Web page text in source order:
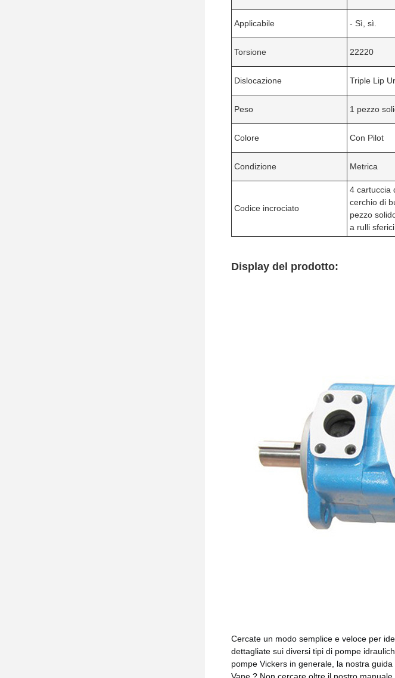
Applicabile - Sì, sì.
Torsione 22220
Dislocazione Triple Lip
Peso 1 pezzo
Colore Con Pilot
Condizione Metrica
Codice incrociato
4 cartuccia
cerchio di
pezzo
a rulli
Display del prodotto:
Cercate un modo semplice e veloce per
dettagliate sui diversi tipi di pompe
pompe Vickers in generale, la nostra